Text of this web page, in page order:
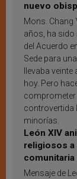
nuevo
Mons. Chang
años, ha sido
del Acuerdo
Sede para
llevaba
hoy. Pero
comprometer
controvertida
minorías.
León XIV
religiosos a
inspiración
Mensaje de